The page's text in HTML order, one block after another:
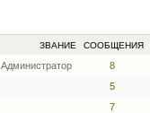
ЗВАНИЕ СООБЩЕНИЯ
Администратор 8
5
7